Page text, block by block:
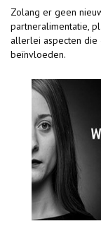
Zolang er geen
partneralimentatie,
allerlei aspecten die
beïnvloeden.